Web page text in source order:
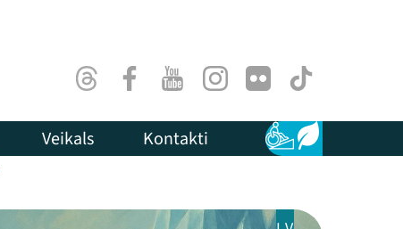
ThreadsFacebookYoutubeInstagram
Flick TikTok
Veikals Kontakti Pieejamība
Ilgtspēja